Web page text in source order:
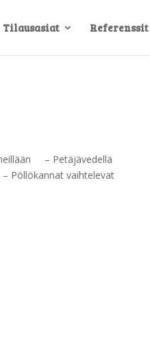
Tilausasiat Referenssit
– Petäjävedellä
Pöllökannat vaihtelevat